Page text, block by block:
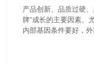
产品创新、品质过硬
牌”成长的主要因素。
内部基因条件要好，外